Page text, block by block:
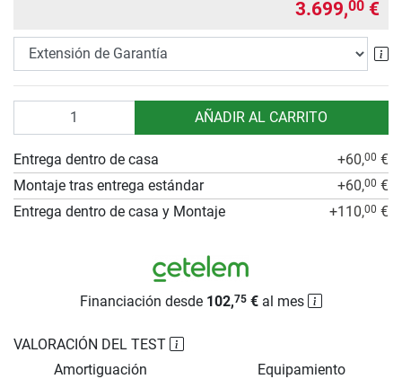
3.699,00 €
AÑADIR AL CARRITO
VALORACIÓN DEL TEST
Amortiguación
Equipamiento
Entrega dentro de casa +60,00 €
Montaje tras entrega estándar
+60,00 €
Entrega dentro de casa y Montaje
+110,00 €
Financiación desde 102,75 € al mes